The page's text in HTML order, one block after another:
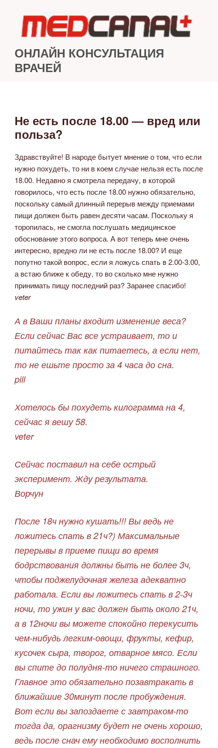
содержимому
ОНЛАЙН КОНСУЛЬТАЦИЯ
ВРАЧЕЙ
ОПУБЛИКОВАНО
Не есть после 18.00 — вред или
польза?
Здравствуйте! В народе бытует мнение о том, что если
нужно похудеть, то ни в коем случае нельзя есть после
18.00. Недавно я смотрела передачу, в которой
говорилось, что есть после 18.00 нужно обязательно,
поскольку самый длинный перерыв между приемами
пищи должен быть равен десяти часам. Поскольку я
торопилась, не смогла послушать медицинское
обоснование этого вопроса. А вот теперь мне очень
интересно, вредно ли не есть после 18.00? И еще
попутно такой вопрос, если я ложусь спать в 2.00-3.00,
а встаю ближе к обеду, то во сколько мне нужно
принимать пищу последний раз? Заранее спасибо!
veter
А в Ваши планы входит изменение веса?
Если сейчас Вас все устраивает, то и
питайтесь так как питаетесь, а если нет,
то не ешьте просто за 4 часа до сна.
pill
Хотелось бы похудеть килограмма на 4,
сейчас я вешу 58.
veter
Сейчас поставил на себе острый
эксперимент. Жду результата.
Ворчун
После 18ч нужно кушать!!! Вы ведь не
ложитесь спать в 21ч?) Максимальные
перерывы в приеме пищи во время
бодрствования должны быть не более 3ч,
чтобы поджелудочная железа адекватно
работала. Если вы ложитесь спать в 2-3ч
ночи, то ужин у вас должен быть около 21ч,
а в 12ночи вы можете спокойно перекусить
чем-нибудь легким-овощи, фрукты, кефир,
кусочек сыра, творог, отварное мясо. Если
вы спите до полудня-то ничего страшного.
Главное это обязательно позавтракать в
ближайшие 30минут после пробуждения.
Вот если вы запоздаете с завтраком-то
тогда да, орагнизму будет не очень хорошо,
ведь после снач ему необходимо восполнить